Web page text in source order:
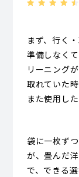
まず、行く
準備しなく
リーニング
取れていた
また使用し
袋に一枚ず
が、畳んだ
で、できる